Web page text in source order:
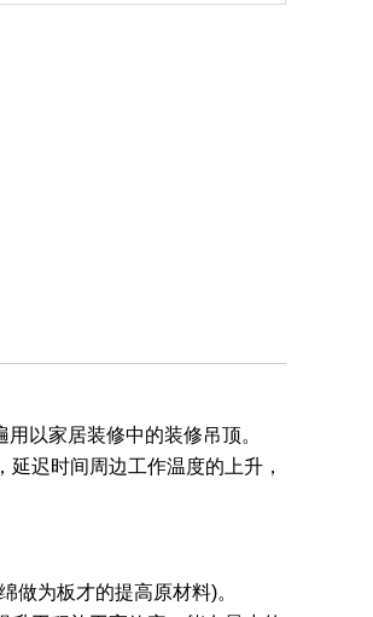
以家居装修中的装修吊顶。
迟时间周边工作温度的上升，
做为板才的提高原材料)。